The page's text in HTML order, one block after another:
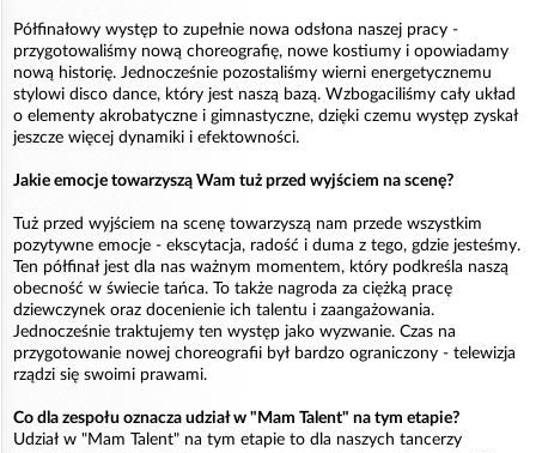
Półfinałowy występ to zupełnie nowa odsłona naszej pracy -
przygotowaliśmy nową choreografię, nowe kostiumy i opowiadamy
nową historię. Jednocześnie pozostaliśmy wierni energetycznemu
stylowi disco dance, który jest naszą bazą. Wzbogaciliśmy cały układ
o elementy akrobatyczne i gimnastyczne, dzięki czemu występ zyskał
jeszcze więcej dynamiki i efektowności.
Jakie emocje towarzyszą Wam tuż przed wyjściem na scenę?
Tuż przed wyjściem na scenę towarzyszą nam przede wszystkim
pozytywne emocje - ekscytacja, radość i duma z tego, gdzie jesteśmy.
Ten półfinał jest dla nas ważnym momentem, który podkreśla naszą
obecność w świecie tańca. To także nagroda za ciężką pracę
dziewczynek oraz docenienie ich talentu i zaangażowania.
Jednocześnie traktujemy ten występ jako wyzwanie. Czas na
przygotowanie nowej choreografii był bardzo ograniczony - telewizja
rządzi się swoimi prawami.
Co dla zespołu oznacza udział w "Mam Talent" na tym etapie?
Udział w "Mam Talent" na tym etapie to dla naszych tancerzy